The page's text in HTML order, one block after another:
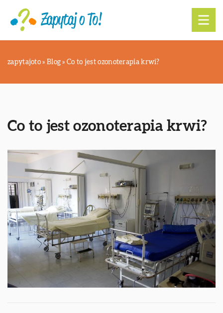
zapytajoto » Blog »Co to jest ozonoterapia krwi?
Co to jest ozonoterapia krwi?